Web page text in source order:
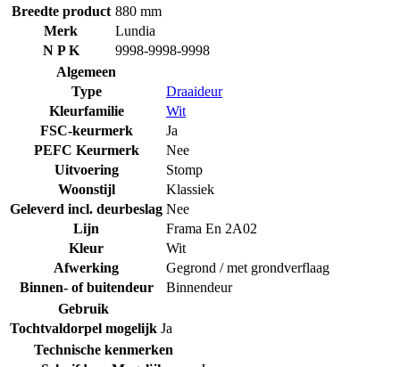
Breedte product 880 mm
Merk
Lundia
N P K
9998-9998-9998
Algemeen
Type
Draaideur
Kleurfamilie
Wit
FSC-keurmerk
Ja
PEFC Keurmerk
Nee
Uitvoering
Stomp
Woonstijl
Klassiek
Geleverd incl. deurbeslag Nee
Lijn
Frama En 2A02
Kleur
Wit
Afwerking
Gegrond / met grondverflaag
Binnen- of buitendeur
Binnendeur
Gebruik
Tochtvaldorpel mogelijk Ja
Technische kenmerken